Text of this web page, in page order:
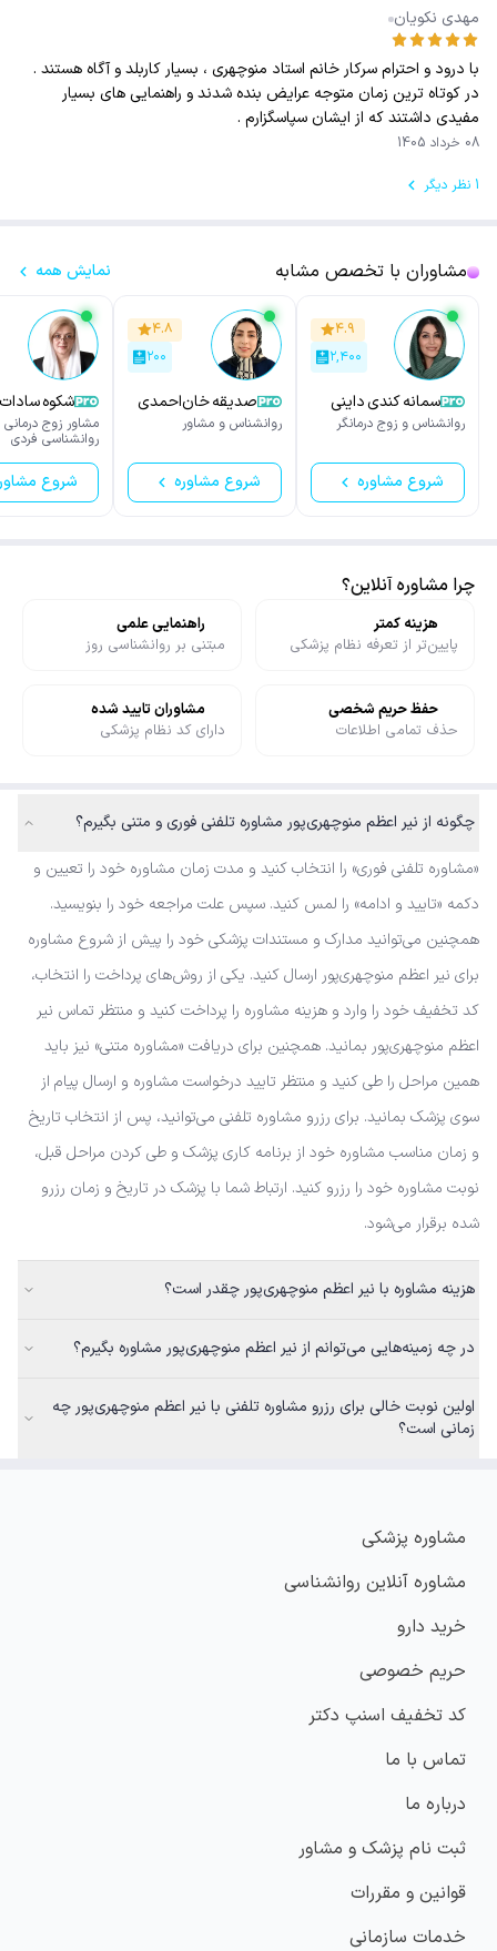
مهدی نکویان
با درود و احترام سرکار خانم استاد منوچهری ، بسیار کاربلد و آگاه هستند .
در کوتاه ترین زمان متوجه عرایض بنده شدند و راهنمایی های بسیار
مفیدی داشتند که از ایشان سپاسگزارم .
08 خرداد 1405
1 نظر دیگر
مشاوران با تخصص مشابه نمایش همه
۴.۹
۲,۴۰۰
سمانه کندی داینی
روانشناس و زوج درمانگر
شروع مشاوره
۴.۸
۲۰۰
صدیقه خان‌احمدی
روانشناس و مشاور
شروع مشاوره
شکوه
مشاور زوج
روانشناسی فردی
شروع
چرا مشاوره آنلاین؟
هزینه کمتر
پایین‌تر از تعرفه نظام پزشکی
راهنمایی علمی
مبتنی بر روانشناسی روز
حفظ حریم شخصی
حذف تمامی اطلاعات
مشاوران تایید شده
دارای کد نظام پزشکی
چگونه از نیر‌ اعظم منوچهری‌پور مشاوره تلفنی فوری و متنی بگیرم؟
«مشاوره تلفنی فوری» را انتخاب کنید و مدت زمان مشاوره خود را تعیین و
دکمه «تایید و ادامه» را لمس کنید. سپس علت مراجعه خود را بنویسید.
همچنین می‌توانید مدارک و مستندات پزشکی خود را پیش از شروع مشاوره
برای نیر‌ اعظم منوچهری‌پور ارسال کنید. یکی از روش‌های پرداخت را انتخاب،
کد تخفیف خود را وارد و هزینه مشاوره را پرداخت کنید و منتظر تماس نیر‌
اعظم منوچهری‌پور بمانید. همچنین برای دریافت «مشاوره متنی» نیز باید
همین مراحل را طی کنید و منتظر تایید درخواست مشاوره و ارسال پیام از
سوی پزشک بمانید. برای رزرو مشاوره تلفنی می‌توانید، پس از انتخاب تاریخ
و زمان مناسب مشاوره خود از برنامه کاری پزشک و طی کردن مراحل قبل،
نوبت مشاوره خود را رزرو کنید. ارتباط شما با پزشک در تاریخ و زمان رزرو
شده برقرار می‌شود.
هزینه مشاوره با نیر‌ اعظم منوچهری‌پور چقدر است؟
در چه زمینه‌هایی می‌توانم از نیر‌ اعظم منوچهری‌پور مشاوره بگیرم؟
اولین نوبت خالی برای رزرو مشاوره تلفنی با نیر‌ اعظم منوچهری‌پور چه
زمانی است؟
مشاوره پزشکی
مشاوره آنلاین روانشناسی
خرید دارو
حریم خصوصی
کد تخفیف اسنپ دکتر
تماس با ما
درباره ما
ثبت نام پزشک و مشاور
قوانین و مقررات
خدمات سازمانی